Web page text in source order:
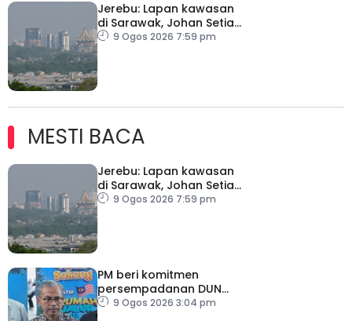
Jerebu: Lapan kawasan
di Sarawak, Johan Setia
di Selangor catat IPU
9 Ogos 2026 7:59 pm
MESTI BACA
Jerebu: Lapan kawasan
di Sarawak, Johan Setia
di Selangor catat IPU
9 Ogos 2026 7:59 pm
PM beri komitmen
persempadanan DUN
Sarawak, minta laporan
9 Ogos 2026 3:04 pm